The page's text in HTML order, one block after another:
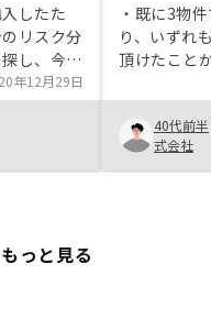
したた
リスク分
し、今回
の物件は
低く、キ
るのが嬉
退去に関
しており
では、
か月後の購
重説や売買
子化等、
年12月29日
・既に3物
り、いずれ
頂けたこと
理的ななリ
回は東京、
迅速且つ丁
社として「
オーナーと
40代前半
式会社
っと見る